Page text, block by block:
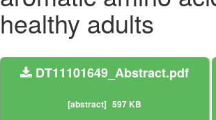
healthy adults
DT11101649_Abstract.pdf
[abstract] 597 KB